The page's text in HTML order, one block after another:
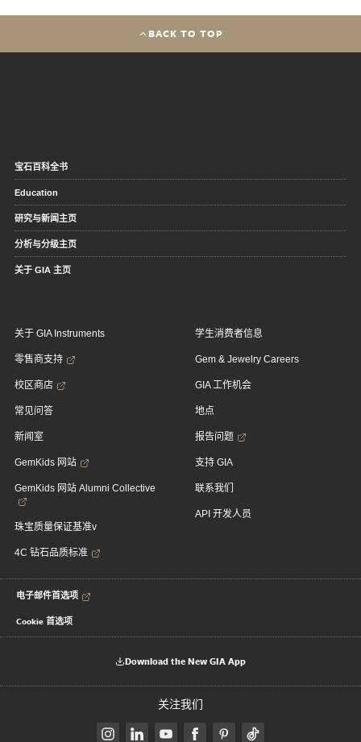
BACK TO TOP
宝石百科全书
Education
研究与新闻主页
分析与分级主页
关于 GIA 主页
关于 GIA Instruments
零售商支持
校区商店
常见问答
新闻室
GemKids 网站
GemKids 网站 Alumni Collective
珠宝质量保证基准v
4C 钻石品质标准
学生消费者信息
Gem & Jewelry Careers
GIA 工作机会
地点
报告问题
支持 GIA
联系我们
API 开发人员
电子邮件首选项
Cookie 首选项
Download the New GIA App
关注我们